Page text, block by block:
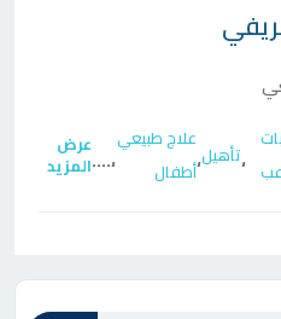
،تأهيل،
علاج طبيعي
أطفال
،....عرض
المزيد